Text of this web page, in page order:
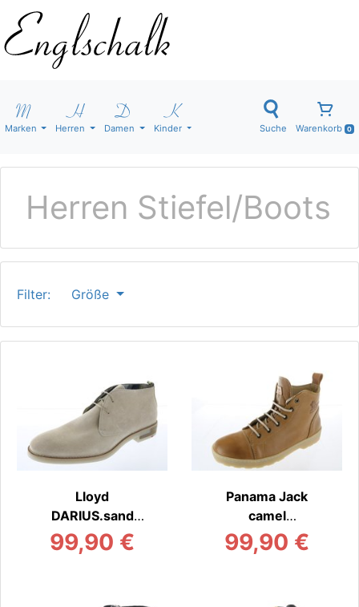
Marken Herren Damen Kinder Suche Warenkorb 0
Herren Stiefel/Boots
Filter: Größe
Lloyd
DARIUS.sand
Stiefel/Boot
99,90 €
Panama Jack
camel
Stiefel/Boot
99,90 €